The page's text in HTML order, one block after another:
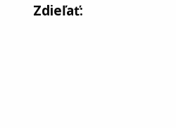
Zdieľať: